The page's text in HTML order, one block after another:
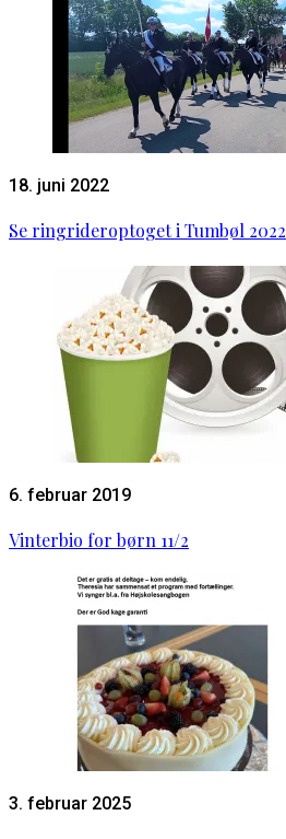
18. juni 2022
Se ringrideroptoget i Tumbøl 2022
6. februar 2019
Vinterbio for børn 11/2
3. februar 2025